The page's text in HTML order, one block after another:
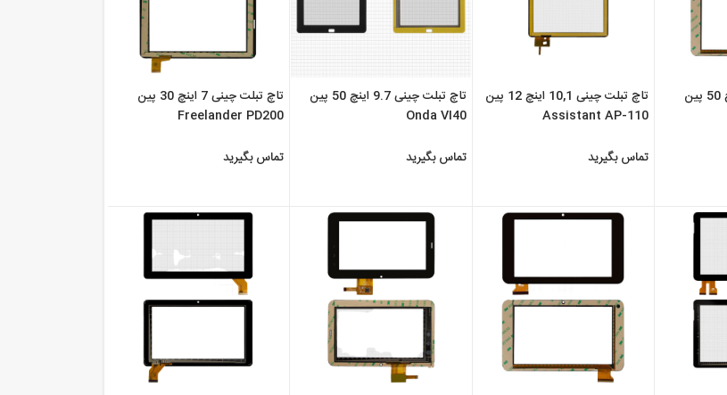
تاچ تبلت چینی 7 اینچ 50 پین
تاچ تبلت چینی 10,1 اینچ 12 پین
Assistant AP-110
تماس بگیرید
تاچ تبلت چینی 9.7 اینچ 50 پین
Onda VI40
تماس بگیرید
تاچ تبلت چینی 7 اینچ 30 پین
Freelander PD200
تماس بگیرید